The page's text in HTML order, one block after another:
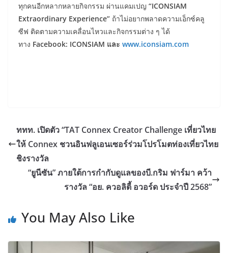
ทุกคนอีกหลากหลายกิจกรรม ผ่านแคมเปญ “ICONSIAM
Extraordinary Experience” ถ้าไม่อยากพลาดความเอ็กซ์คลู
ซีฟ ติดตามความเคลื่อนไหวและกิจกรรมต่าง ๆ ได้
ทาง Facebook: ICONSIAM และ www.iconsiam.com
ททท. เปิดตัว “TAT Connex Creator Challenge เที่ยวไทย
ให้ Connex ชวนอินฟลูเอนเซอร์ร่วมโปรโมตท่องเที่ยวไทย
ชิงรางวัล
“ยูนีซัน” ภายใต้การกำกับดูแลของบี.กริม ฟาร์มา คว้า
รางวัล “อย. ควอลิตี้ อวอร์ด ประจำปี 2568”
You May Also Like